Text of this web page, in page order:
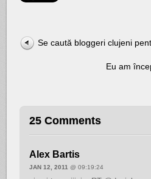
Se caută bloggeri clujeni
Eu am
25 Comments
Alex Bartis
JAN 12, 2011 @ 09:19:24